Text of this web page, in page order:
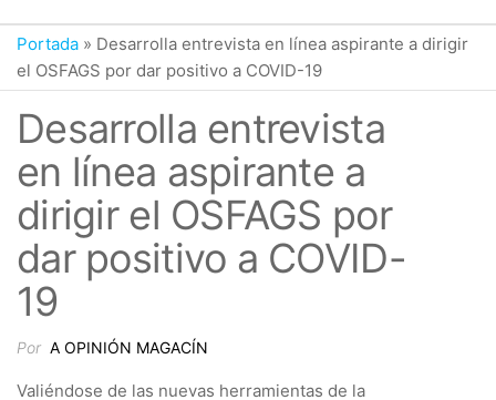
Portada » Desarrolla entrevista en línea aspirante a dirigir
el OSFAGS por dar positivo a COVID-19
Desarrolla entrevista
en línea aspirante a
dirigir el OSFAGS por
dar positivo a COVID-
19
Por A OPINIÓN MAGACÍN
Valiéndose de las nuevas herramientas de la